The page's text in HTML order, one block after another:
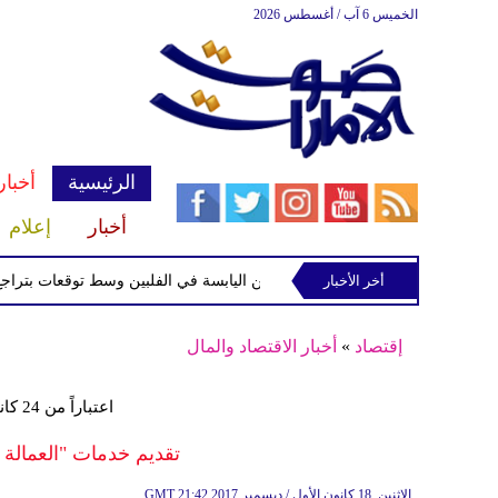
الخميس 6 آب / أغسطس 2026
الرئيسية
أخبار
إعلام
الاستوائية "مايماي" تقترب من اليابسة في الفلبين وسط توقعات بتراجع قوتها
أخر الأخبار
إقتصاد » أخبار الاقتصاد والمال
اعتباراً من 24 كانون الأول في إمارة أبوظبي
تقديم خدمات
GMT 21:42 2017 الإثنين ,18 كانون الأول / ديسمبر